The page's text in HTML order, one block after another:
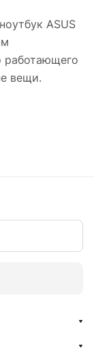
ASUS
работающего
вещи.